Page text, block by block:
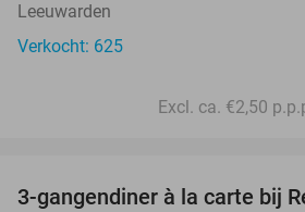
Leeuwarden
Verkocht: 625
Excl. ca. €2,50
3-gangendiner à la carte bij